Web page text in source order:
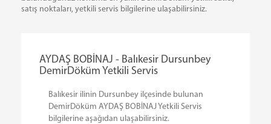
satış noktaları, yetkili servis bilgilerine ulaşabilirsiniz.
AYDAŞ BOBİNAJ - Balıkesir Dursunbey
DemirDöküm Yetkili Servis
Balıkesir ilinin Dursunbey ilçesinde bulunan
DemirDöküm AYDAŞ BOBİNAJ Yetkili Servis
bilgilerine aşağıdan ulaşabilirsiniz.